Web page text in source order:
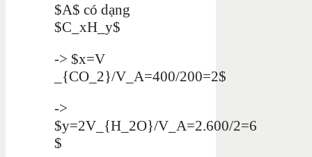
$A$ có dạng
$C_xH_y$
-> $x=V
_{CO_2}/V_A=400/200=2$
->
$y=2V_{H_2O}/V_A=2.600/2=6
$